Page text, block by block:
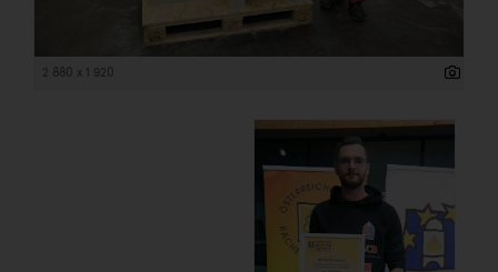
2 880 x 1 920